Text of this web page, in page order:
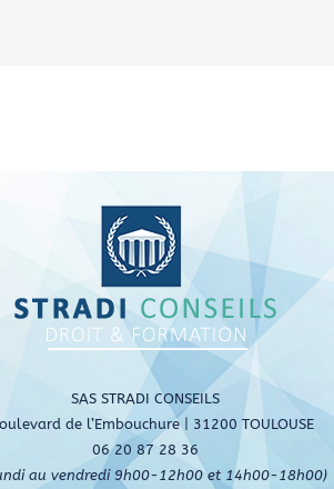
SAS STRADI CONSEILS
de l’Embouchure | 31200 TOULOUSE
06 20 87 28 36
au vendredi 9h00-12h00 et 14h00-18h00)